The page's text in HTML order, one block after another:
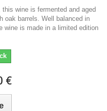
wine is fermented and aged
oak barrels. Well balanced in
wine is made in a limited edition
€